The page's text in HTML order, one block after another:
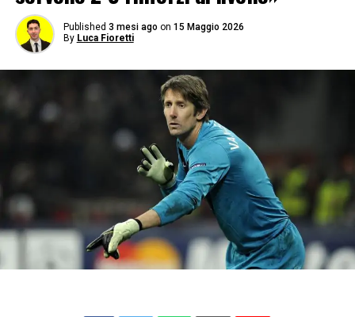
Published 3 mesi ago on 15 Maggio 2026
By Luca Fioretti